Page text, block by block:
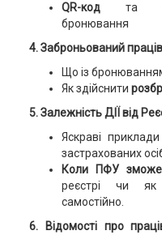
QR-код та
бронювання
4. Заброньований
Що із
Як здійснити
5. Залежність ДІЇ від
Яскраві
застрахованих
Коли ПФУ зможе
реєстрі чи
самостійно.
6. Відомості про